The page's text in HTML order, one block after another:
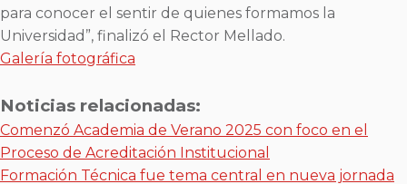
para conocer el sentir de quienes formamos la
Universidad”, finalizó el Rector Mellado.
Galería fotográfica
Noticias relacionadas:
Comenzó Academia de Verano 2025 con foco en el
Proceso de Acreditación Institucional
Formación Técnica fue tema central en nueva jornada